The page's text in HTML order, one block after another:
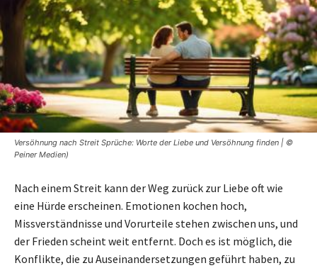
Versöhnung nach Streit Sprüche: Worte der Liebe und Versöhnung finden | ©
Peiner Medien)
Nach einem Streit kann der Weg zurück zur Liebe oft wie
eine Hürde erscheinen. Emotionen kochen hoch,
Missverständnisse und Vorurteile stehen zwischen uns, und
der Frieden scheint weit entfernt. Doch es ist möglich, die
Konflikte, die zu Auseinandersetzungen geführt haben, zu